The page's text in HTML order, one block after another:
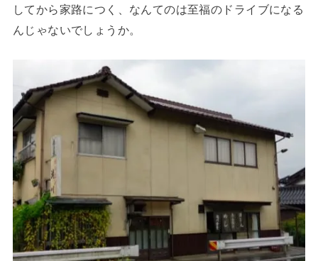
してから家路につく、なんてのは至福のドライブになる
んじゃないでしょうか。